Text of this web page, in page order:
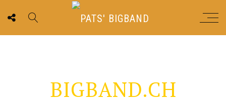
BIGBAND.CH